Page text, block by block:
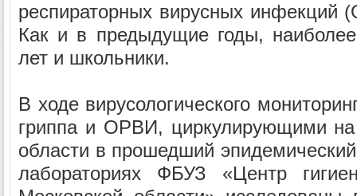
респираторных вирусных инфекций
Как и в предыдущие годы,
лет и школьники.
В ходе вирусологического
гриппа и ОРВИ, циркулирующими на
области в прошедший
лабораториях ФБУЗ «Центр